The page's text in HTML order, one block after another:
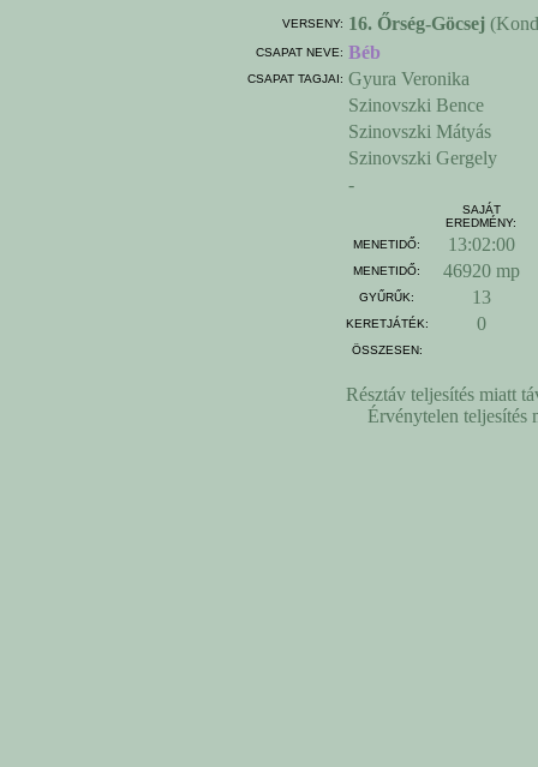
VERSENY: 16. Őrség-Göcsej
CSAPAT NEVE: Béb
CSAPAT TAGJAI: Gyura Veronika
Szinovszki Bence
Szinovszki Mátyás
Szinovszki Gergely
-
SAJÁT
EREDMÉNY:
MENETIDŐ:
13:02:00
MENETIDŐ: 46920 mp
GYŰRŰK: 13
KERETJÁTÉK: 0
ÖSSZESEN:
Résztáv teljesítés miatt
Érvénytelen teljesítés